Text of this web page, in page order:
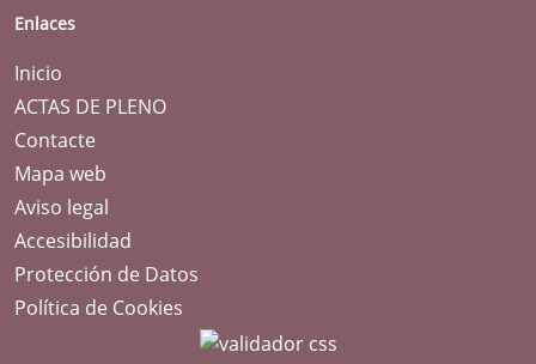
Enlaces
Inicio
ACTAS DE PLENO
Contacte
Mapa web
Aviso legal
Accesibilidad
Protección de Datos
Política de Cookies